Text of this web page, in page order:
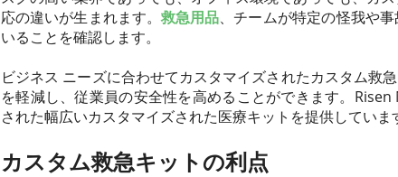
応の違いが生まれます。救急用品、チームが特定の怪我や
いることを確認します。
ビジネス ニーズに合わせてカスタマイズされたカスタム救
を軽減し、従業員の安全性を高めることができます。
された幅広いカスタマイズされた医療キットを提供していま
カスタム救急キットの利点